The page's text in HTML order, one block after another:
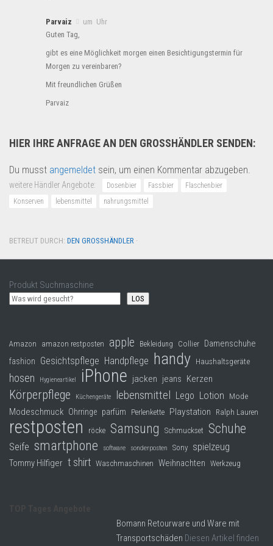
Parvaiz
um Uhr
Guten Tag,
gibt es eine Möglichkeit morgen einen Besichtigungstermin für
Morgen zu vereinbaren?
Mit freundlichen Grüßen
Parvaiz
HIER IHRE ANFRAGE AN DEN GROSSHÄNDLER SENDEN:
Du musst angemeldet sein, um einen Kommentar abzugeben.
weitere Händler Angebote: Dosenbier Fassbier
Flaschenbier
Konserven
lebensmittel nahrungsmittel
BETREUT DURCH: DEN GROSSHÄNDLER ·
Produkt Suchmaschine
LOS
Amazon amazon restposten apple Bekleidung Collier Damenschuhe
fashion Gesichtspflege Handpflege handy Haushaltsgeräte
hosen Hygieneartikel iPhone jacken jeans Kerzen
Körperpflege Küchengeräte lebensmittel Lego Lotion Mode
Modeschmuck Ohrringe parfüm Perlenkette Playstation Ralph Lauren
restposten röcke Samsung Schmuckset Schuhe
Seife smartphone software sonderposten Sony spielzeug
Tommy Hilfiger t shirt Waschmaschinen Weihnachten Werkzeug
Bomann Retourware und Ware mit
Transportschäden Diesen Artikel finden